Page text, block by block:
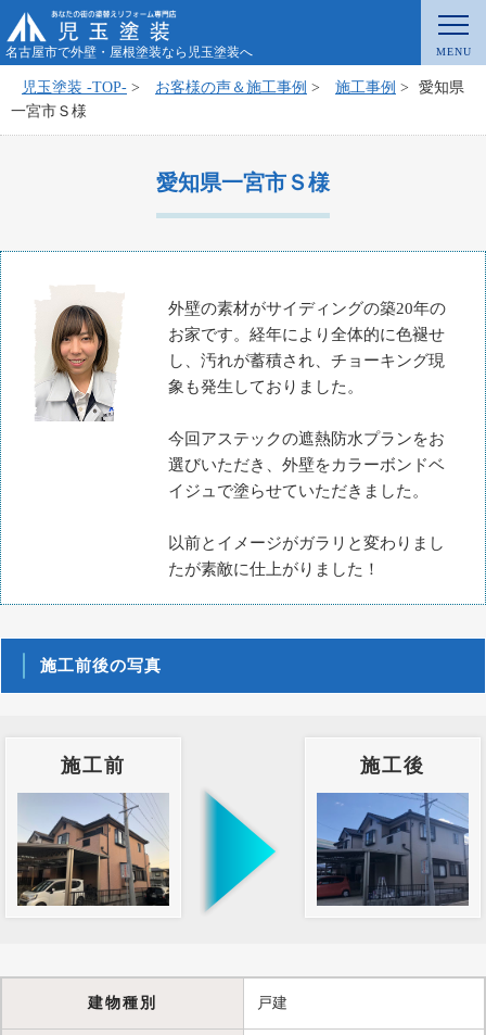
名古屋市で外壁・屋根塗装なら児玉塗装へ
児玉塗装 -TOP- > お客様の声＆施工事例 > 施工事例 >
愛知県
一宮市Ｓ様
愛知県一宮市Ｓ様
外壁の素材がサイディングの築20年の
お家です。経年により全体的に色褪せ
し、汚れが蓄積され、チョーキング現
象も発生しておりました。
今回アステックの遮熱防水プランをお
選びいただき、外壁をカラーボンドベ
イジュで塗らせていただきました。
以前とイメージがガラリと変わりまし
たが素敵に仕上がりました！
施工前後の写真
施工前 施工後
建物種別 戸建